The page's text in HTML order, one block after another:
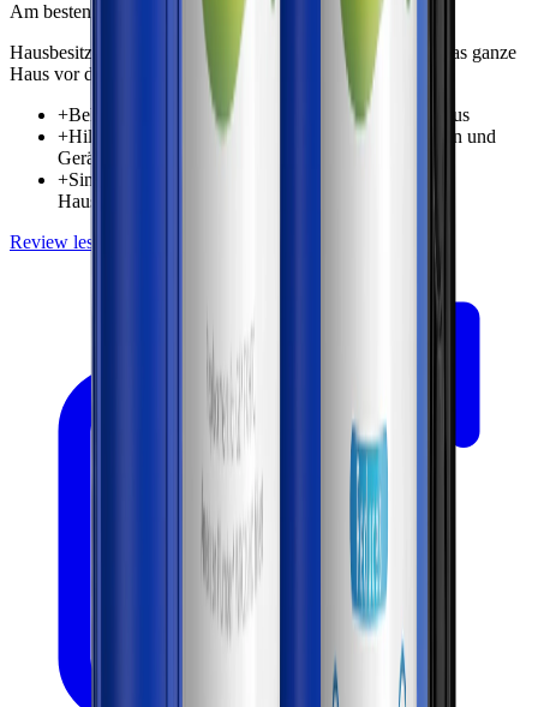
Am besten für
Hausbesitzer, die einen umfassenden Sedimentschutz für das ganze
Haus vor der Filtration direkt am Einsatzort wünschen
+Behandelt eingehendes Wasser für das gesamte Haus
+Hilft dabei, Sedimente zu reduzieren, die Armaturen und
Geräte erreichen
+Sinnvoller Erstschutz für Durchlauf-/Vorstufen in
Hausanlagen
Review lesen